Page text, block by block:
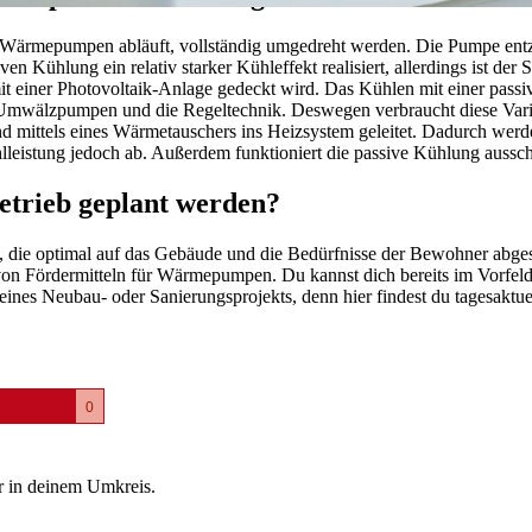
abläuft, vollständig umgedreht werden. Die Pumpe
Kühlung ein relativ starker Kühleffekt realisiert, allerdings ist der
einer Photovoltaik-Anlage gedeckt wird. Das Kühlen mit einer
und die Regeltechnik. Deswegen verbraucht diese
eines Wärmetauschers ins Heizsystem geleitet. Dadurch
jedoch ab. Außerdem funktioniert die passive Kühlung
geplant werden?
optimal auf das Gebäude und die Bedürfnisse der Bewohner
Fördermitteln für Wärmepumpen. Du kannst dich bereits im
Neubau- oder Sanierungsprojekts, denn hier findest du
0
in deinem Umkreis.